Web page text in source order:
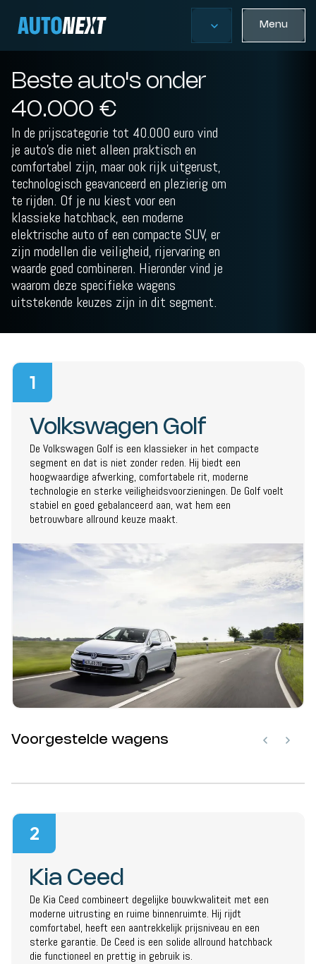
Menu
Beste auto's onder
40.000 €
In de prijscategorie tot 40.000 euro vind
je auto’s die niet alleen praktisch en
comfortabel zijn, maar ook rijk uitgerust,
technologisch geavanceerd en plezierig om
te rijden. Of je nu kiest voor een
klassieke hatchback, een moderne
elektrische auto of een compacte SUV, er
zijn modellen die veiligheid, rijervaring en
waarde goed combineren. Hieronder vind je
waarom deze specifieke wagens
uitstekende keuzes zijn in dit segment.
1
Volkswagen Golf
De Volkswagen Golf is een klassieker in het compacte
segment en dat is niet zonder reden. Hij biedt een
hoogwaardige afwerking, comfortabele rit, moderne
technologie en sterke veiligheidsvoorzieningen. De Golf voelt
stabiel en goed gebalanceerd aan, wat hem een
betrouwbare allround keuze maakt.
Voorgestelde wagens
2
Kia Ceed
De Kia Ceed combineert degelijke bouwkwaliteit met een
moderne uitrusting en ruime binnenruimte. Hij rijdt
comfortabel, heeft een aantrekkelijk prijsniveau en een
sterke garantie. De Ceed is een solide allround hatchback
die functioneel en prettig in gebruik is.